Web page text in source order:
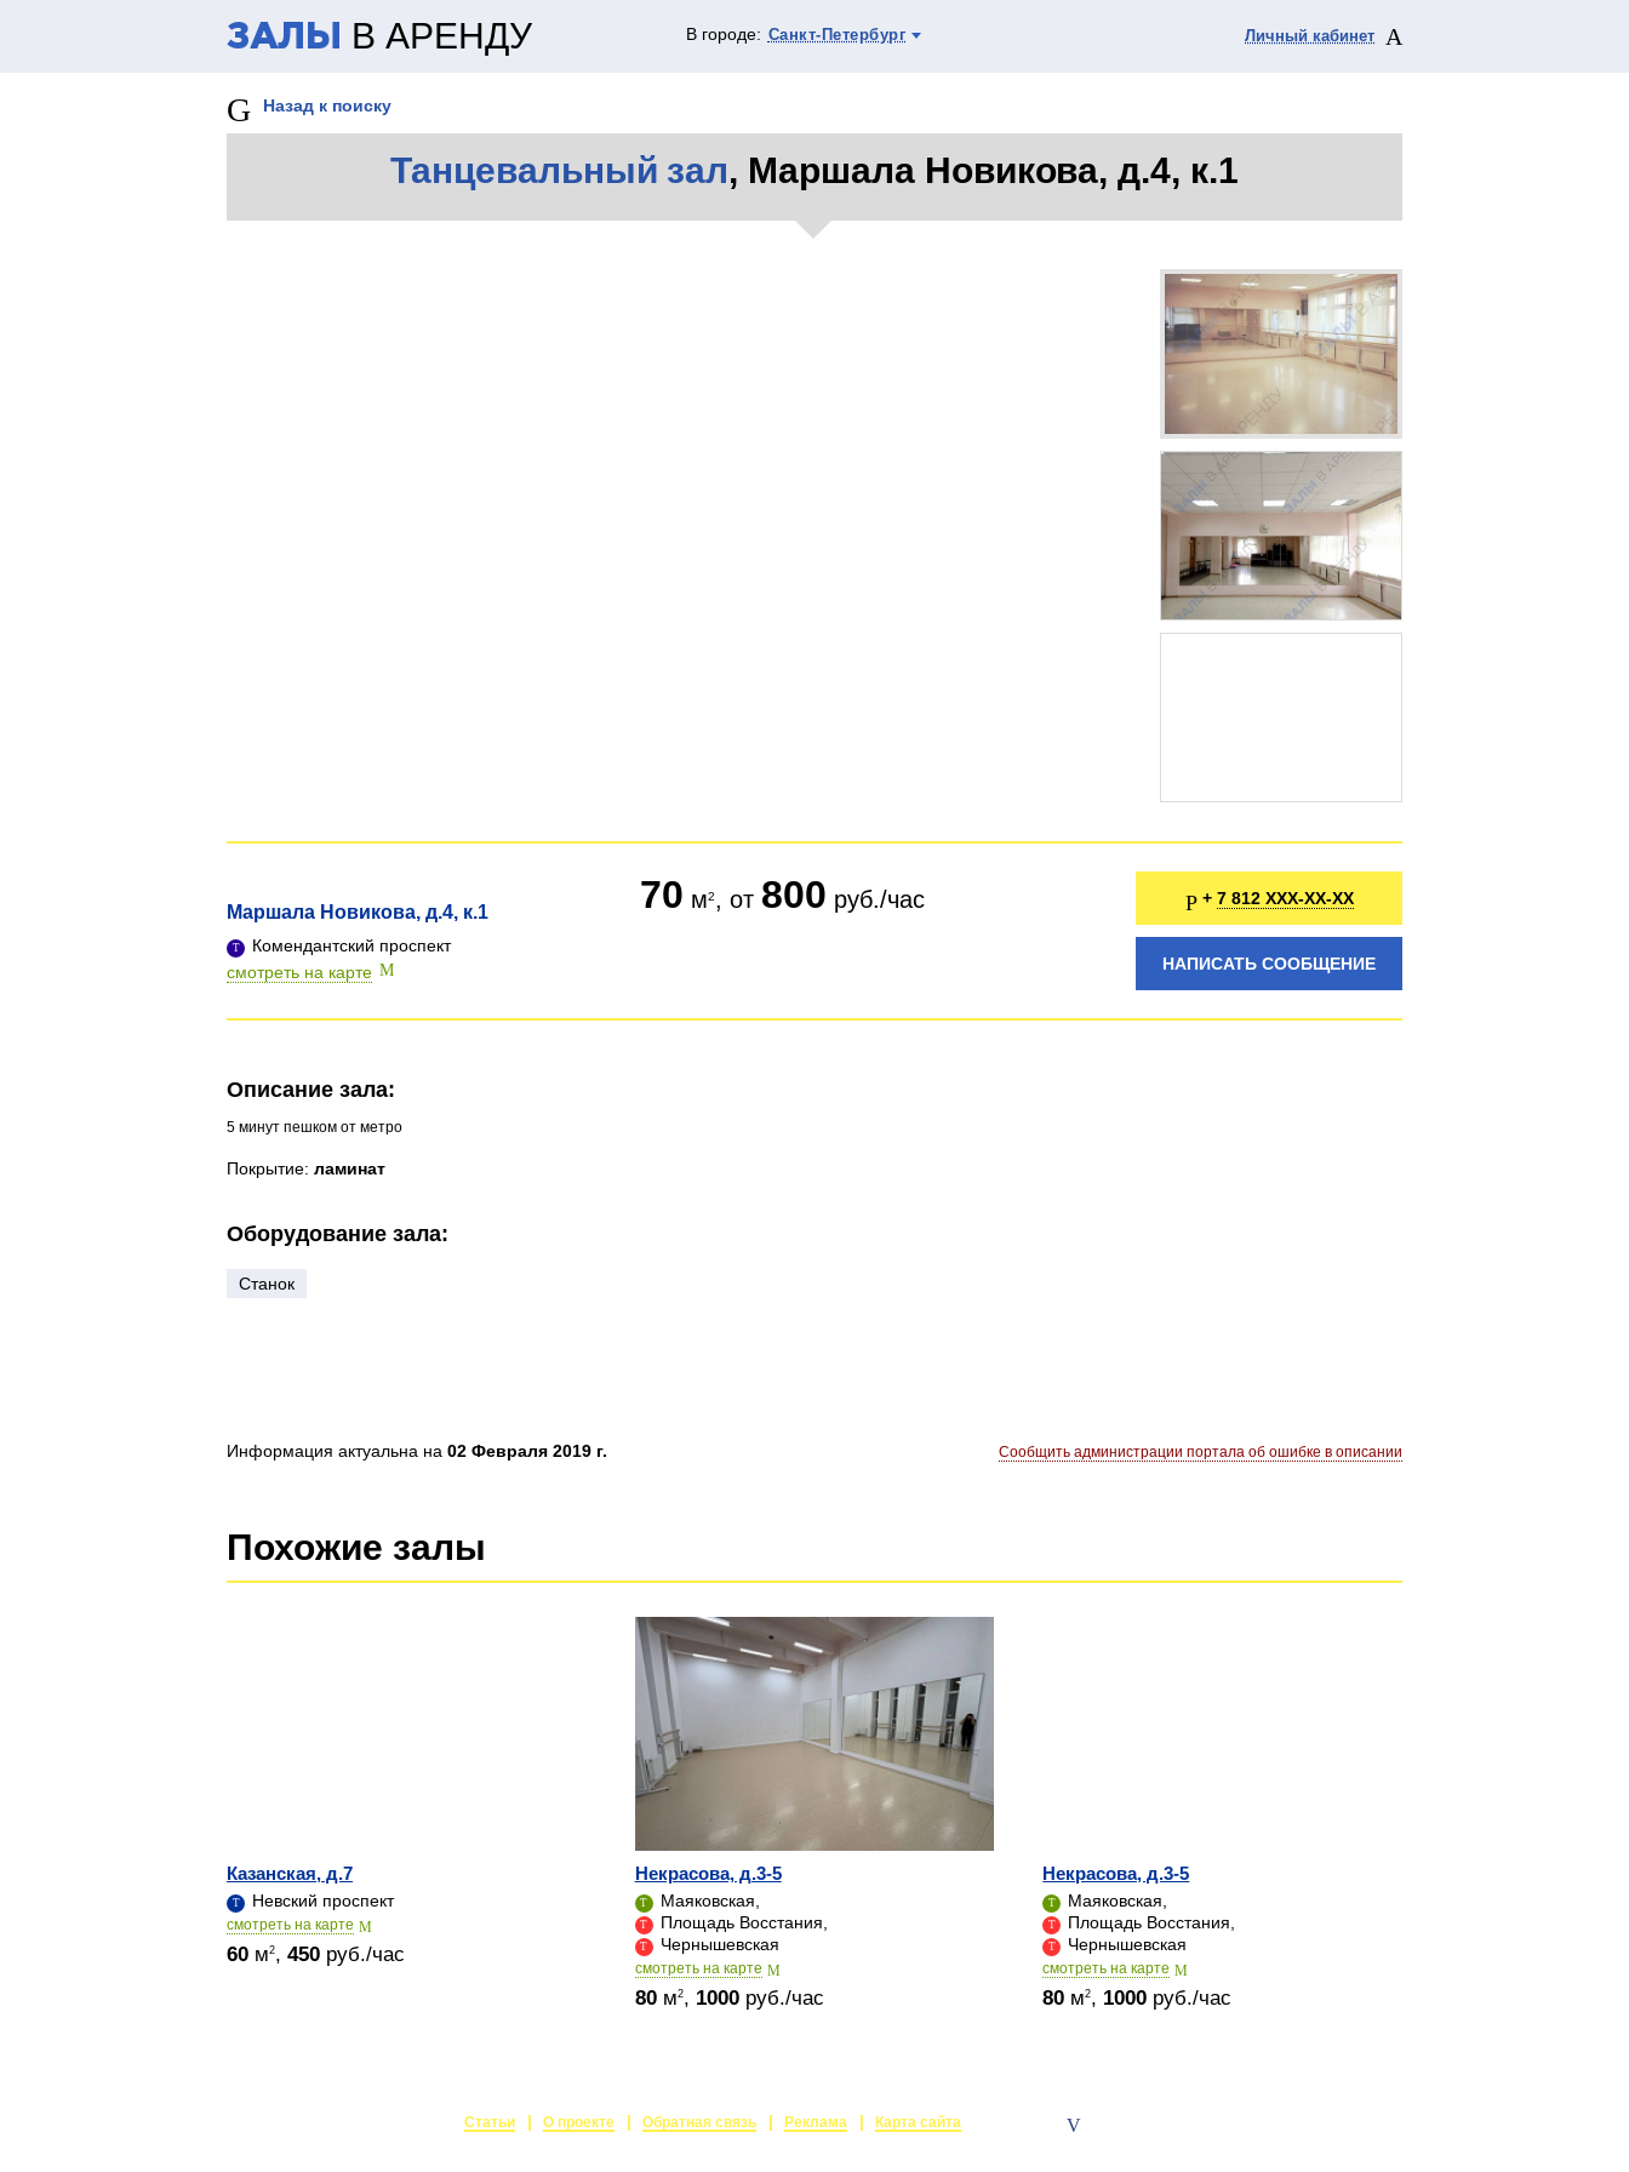
ЗАЛЫ В АРЕНДУ В городе: Санкт-Петербург Личный кабинет
Назад к поиску
Танцевальный зал, Маршала Новикова, д.4, к.1
Маршала Новикова, д.4, к.1
Комендантский проспект
смотреть на карте
70 м , от 800 руб./час + 7 812 XXX-XX-XX
НАПИСАТЬ СООБЩЕНИЕ
Описание зала:
5 минут пешком от метро
Покрытие: ламинат
Оборудование зала:
Станок
Сообщить администрации портала об ошибке в описании
Информация актуальна на 02 Февраля 2019 г.
Похожие залы
Казанская, д.7
Невский проспект
cмотреть на карте
60 м2, 450 руб./час
Некрасова, д.3-5
Маяковская,
Площадь Восстания,
Чернышевская
cмотреть на карте
80м2, 1000руб./час
Некрасова, д.3-5
Маяковская,
Площадь Восстания,
Чернышевская
cмотреть на карте
80 м2, 1000 руб./час
Статьи О проекте Обратная связь Реклама Карта сайта